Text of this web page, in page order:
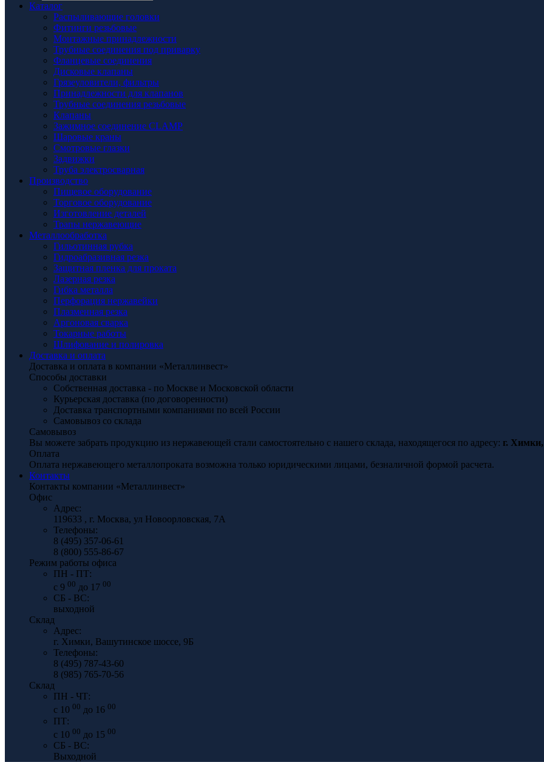
Каталог
Распыливающие головки
Фитинги резьбовые
Монтажные принадлежности
Трубные соединения под приварку
Фланцевые соединения
Дисковые клапаны
Грязеуловители, фильтры
Принадлежности для клапанов
Трубные соединения резьбовые
Клапаны
Зажимное соединение CLAMP
Шаровые краны
Смотровые глазки
Задвижки
Труба электросварная
Производство
Пищевое оборудование
Торговое оборудование
Изготовление деталей
Трапы нержавеющие
Металлообработка
Гильотинная рубка
Гидроабразивная резка
Защитная пленка для проката
Лазерная резка
Гибка металла
Перфорация нержавейки
Плазменная резка
Аргоновая сварка
Токарные работы
Шлифование и полировка
Доставка и оплата
Доставка и оплата в компании «Металлинвест»
Способы доставки
Собственная доставка - по Москве и Московской области
Курьерская доставка (по договоренности)
Доставка транспортными компаниями по всей России
Самовывоз со склада
Самовывоз
Вы можете забрать продукцию из нержавеющей стали самостоятельно с нашего склада, находящегося по адресу: г.
Оплата
Оплата нержавеющего металлопроката возможна только юридическими лицами, безналичной формой расчета.
Контакты
Контакты компании «Металлинвест»
Офис
Адрес:
119633 , г. Москва, ул Новоорловская, 7А
Телефоны:
8 (495) 357-06-61
8 (800) 555-86-67
Режим работы офиса
ПН - ПТ:
с 9 00 до 17 00
СБ - ВС:
выходной
Склад
Адрес:
г. Химки, Вашутинское шоссе, 9Б
Телефоны:
8 (495) 787-43-60
8 (985) 765-70-56
Склад
ПН - ЧТ:
с 10 00 до 16 00
ПТ:
с 10 00 до 15 00
СБ - ВС:
Выходной